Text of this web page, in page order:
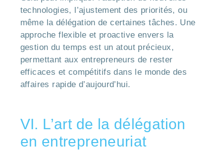
technologies, l’ajustement des priorités, ou
même la délégation de certaines tâches. Une
approche flexible et proactive envers la
gestion du temps est un atout précieux,
permettant aux entrepreneurs de rester
efficaces et compétitifs dans le monde des
affaires rapide d’aujourd’hui.
VI. L’art de la délégation
en entrepreneuriat